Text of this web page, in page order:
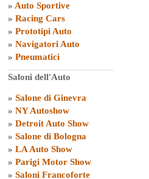
» Auto Sportive
» Racing Cars
» Prototipi Auto
» Navigatori Auto
» Pneumatici
Saloni dell'Auto
» Salone di Ginevra
» NY Autoshow
» Detroit Auto Show
» Salone di Bologna
» LA Auto Show
» Parigi Motor Show
» Saloni Francoforte